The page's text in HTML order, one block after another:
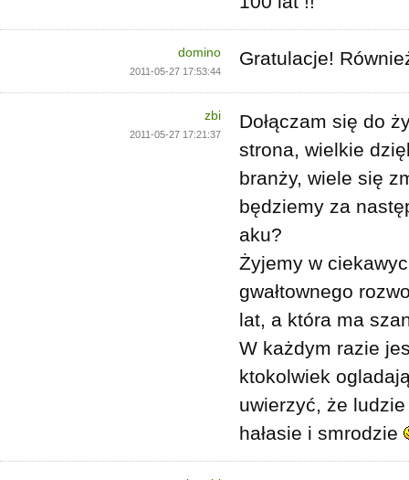
domino
2011-05-27 17:53:44
Gratulacje!
zbi
2011-05-27 17:21:37
Dołączam się do
strona, wielkie
branży, wiele się
będziemy za
aku?
Żyjemy w
gwałtownego
lat, a która ma
W każdym razie
ktokolwiek
uwierzyć, że
hałasie i smrodzie